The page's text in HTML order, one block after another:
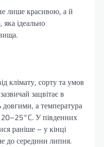
лише красивою, а й
ідеально
клімату, сорту та умов
зацвітає в
довгими, а температура
20–25°C. У південних
раніше – у кінці
до середини липня.